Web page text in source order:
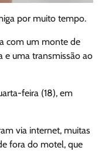
por muito tempo.
com um monte de
e uma transmissão ao
feira (18), em
via internet, muitas
fora do motel, que